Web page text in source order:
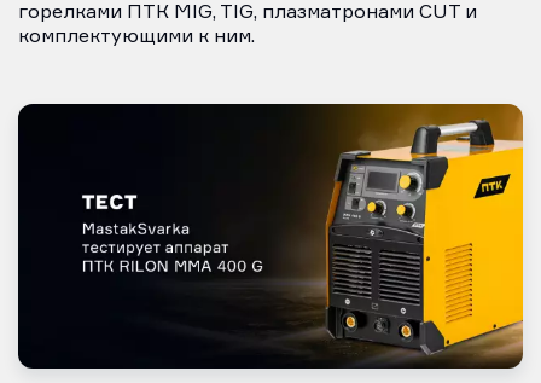
горелками ПТК MIG, TIG, плазматронами CUT и
комплектующими к ним.